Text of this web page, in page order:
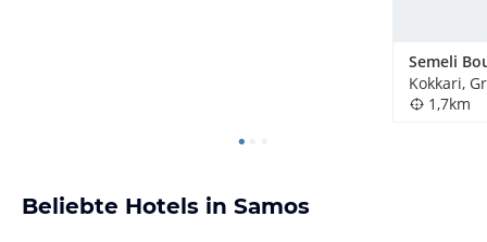
Kokkari,
1,7km
Beliebte Hotels in Samos